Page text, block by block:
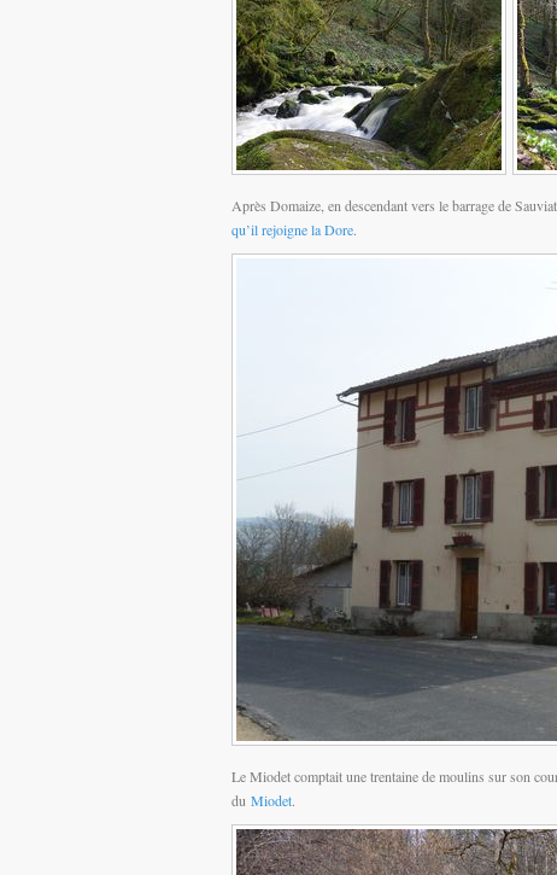
Après Domaize, en descendant vers le barrage de
qu’il rejoigne la Dore.
Le Miodet comptait une trentaine de moulins sur son
du Miodet.